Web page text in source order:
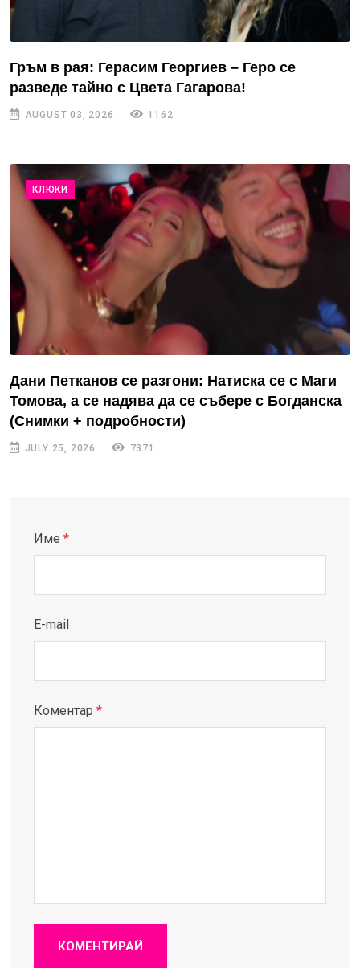
Гръм в рая: Герасим Георгиев – Геро се
разведе тайно с Цвета Гагарова!
AUGUST 03, 2026 1162
КЛЮКИ
Дани Петканов се разгони: Натиска се с Маги
Томова, а се надява да се събере с Богданска
(Снимки + подробности)
JULY 25, 2026 7371
Име *
E-mail
Коментар *
КОМЕНТИРАЙ